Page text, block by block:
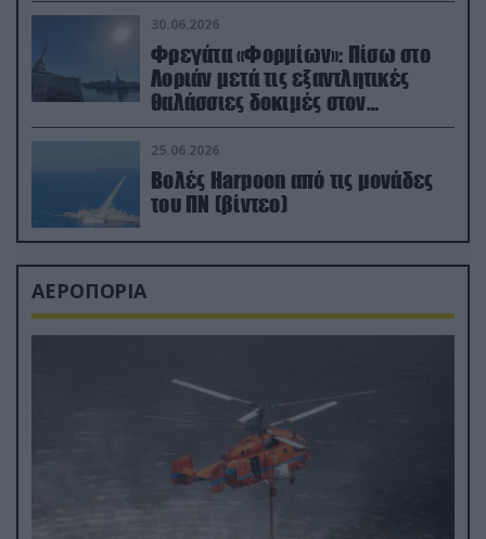
30.06.2026
Φρεγάτα «Φορμίων»: Πίσω στο
Λοριάν μετά τις εξαντλητικές
θαλάσσιες δοκιμές στον
απαιτητικό Βισκαϊκό
25.06.2026
Βολές Harpoon από τις μονάδες
του ΠΝ (βίντεο)
ΑΕΡΟΠΟΡΙΑ